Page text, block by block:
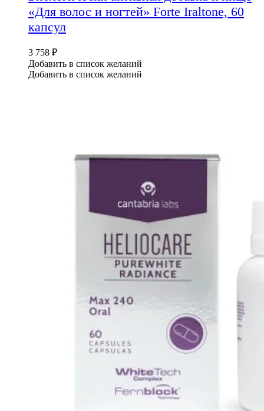
«Для волос и ногтей» Forte Iraltone, 60
капсул
3 758 ₽
Добавить в список желаний
Добавить в список желаний